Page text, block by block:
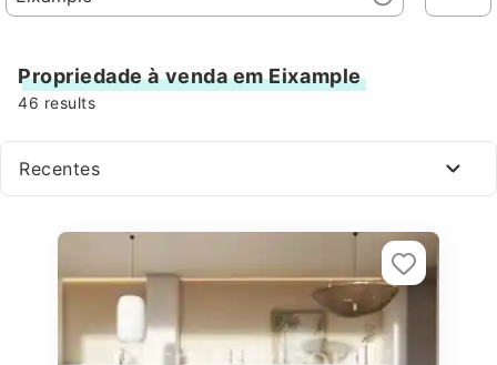
Propriedade à venda em Eixample
46 results
Recentes